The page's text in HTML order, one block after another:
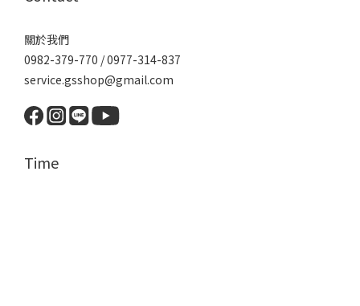
關於我們
0982-379-770 / 0977-314-837
service.gsshop@gmail.com
Time